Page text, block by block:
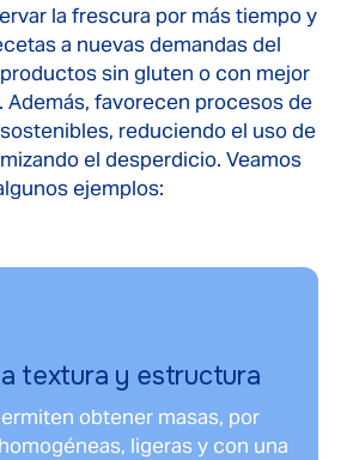
la frescura por más tiempo y
a nuevas demandas del
sin gluten o con mejor
Además, favorecen procesos de
reduciendo el uso de
el desperdicio. Veamos
ejemplos:
textura y estructura
obtener masas, por
ligeras y con una